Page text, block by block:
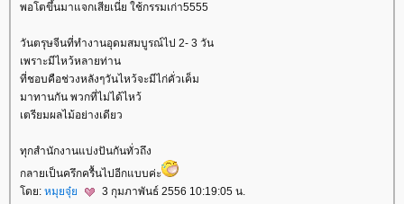
พอโตขึ้นมาแจกเสียเนี่ย ใช้กรรมเก่า5555
วันตรุษจีนที่ทำงานอุดมสมบูรณ์ไป 2- 3 วัน
เพราะมีไหว้หลายท่าน
ที่ชอบคือช่วงหลังๆวันไหว้จะมีไก่คั่วเค็ม
มาทานกัน พวกที่ไม่ได้ไหว้
เตรียมผลไม้อย่างเดียว
ทุกสำนักงานแบ่งปันกันทั่วถึง
กลายเป็นครึกครื้นไปอีกแบบค่ะ
ดย: หมุยจุ๋ 3 กุมภาพันธ์ 2556 10:19:05 น.